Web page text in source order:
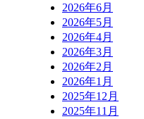
2026年6月
2026年5月
2026年4月
2026年3月
2026年2月
2026年1月
2025年12月
2025年11月